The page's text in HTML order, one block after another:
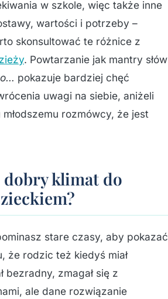
w szkole, więc także inne
wartości i potrzeby –
skonsultować te różnice z
. Powtarzanie jak mantry słów
pokazuje bardziej chęć
uwagi na siebie, aniżeli
rozmówcy, że jest
dobry klimat do
stare czasy, aby pokazać
że rodzic też kiedyś miał
bezradny, zmagał się z
ale dane rozwiązanie